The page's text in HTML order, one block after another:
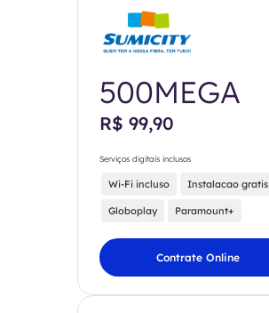
500MEGA
R$ 99,90
Serviços digitais inclusos
Wi-Fi incluso Instalacao gratis
Globoplay Paramount+
Contrate Online